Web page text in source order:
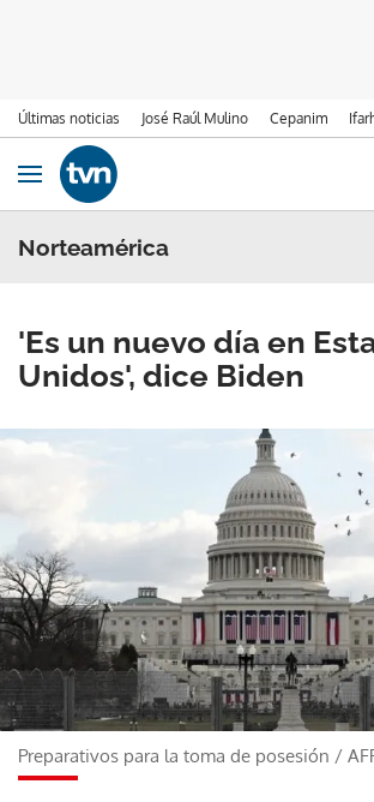
Últimas noticias José Raúl Mulino Cepanim
Ir al contenido
Obrir navegació
Norteamérica
'Es un nuevo día en
Unidos', dice Biden
Preparativos para la toma de posesión /